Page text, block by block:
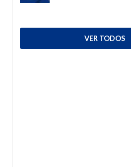
VER TODOS